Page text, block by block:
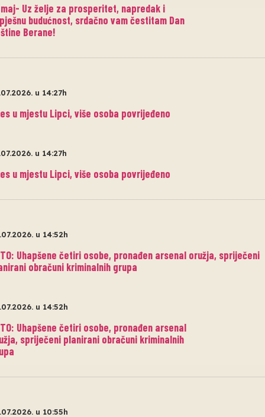
Uz želje za prosperitet, napredak i
budućnost, srdačno vam čestitam Dan
Berane!
u 14:27h
u mjestu Lipci, više osoba povrijeđeno
u 14:27h
u mjestu Lipci, više osoba povrijeđeno
u 14:52h
Uhapšene četiri osobe, pronađen arsenal oružja, spriječeni
obračuni kriminalnih grupa
u 14:52h
Uhapšene četiri osobe, pronađen arsenal
spriječeni planirani obračuni kriminalnih
u 10:55h